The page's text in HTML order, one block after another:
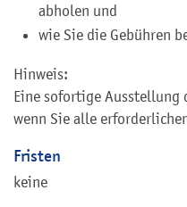
abholen und
wie Sie die Gebühren
Hinweis:
Eine sofortige
wenn Sie alle
Fristen
keine